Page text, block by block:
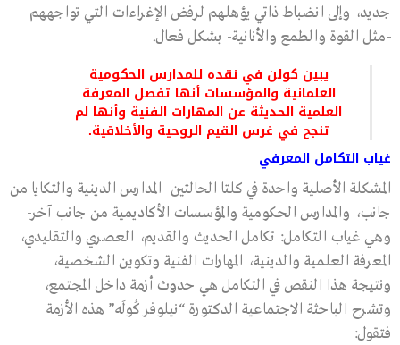
جديد، وإلى انضباط ذاتي يؤهلهم لرفض الإغراءات التي تواجههم
-مثل القوة والطمع والأنانية- بشكل فعال.
يبين كولن في نقده للمدارس الحكومية
العلمانية والمؤسسات أنها تفصل المعرفة
العلمية الحديثة عن المهارات الفنية وأنها لم
تنجح في غرس القيم الروحية والأخلاقية.
غياب التكامل المعرفي
المشكلة الأصلية واحدة في كلتا الحالتين -المدارس الدينية والتكايا من
جانب، والمدارس الحكومية والمؤسسات الأكاديمية من جانب آخر-
وهي غياب التكامل: تكامل الحديث والقديم، العصري والتقليدي،
المعرفة العلمية والدينية، المهارات الفنية وتكوين الشخصية،
ونتيجة هذا النقص في التكامل هي حدوث أزمة داخل المجتمع،
وتشرح الباحثة الاجتماعية الدكتورة “نيلوفر كُولَه” هذه الأزمة
فتقول: